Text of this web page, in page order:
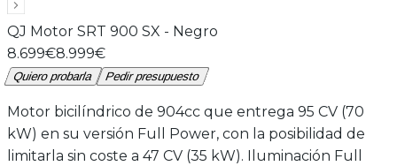
QJ Motor SRT 900 SX - Negro
8.699€8.999€
Quiero probarla Pedir presupuesto
Motor bicilíndrico de 904cc que entrega 95 CV (70
kW) en su versión Full Power, con la posibilidad de
limitarla sin coste a 47 CV (35 kW). Iluminación Full